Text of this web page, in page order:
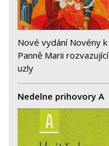
Nové vydání Novény k
Panně Marii rozvazující
uzly
Nedelne prihovory A